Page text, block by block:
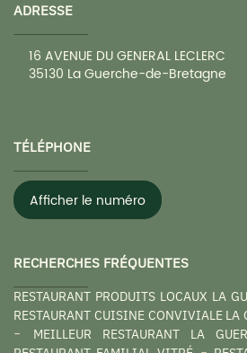
ADRESSE
16 AVENUE DU GENERAL LECLERC
35130 La Guerche-de-Bretagne
TÉLÉPHONE
Afficher le numéro
RECHERCHES FRÉQUENTES
RESTAURANT PRODUITS LOCAUX LA
RESTAURANT CUISINE CONVIVIALE LA
MEILLEUR RESTAURANT LA